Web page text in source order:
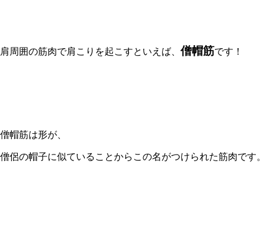
肩周囲の筋肉で肩こりを起こすといえば、 僧帽筋です！
僧帽筋は形が、
僧侶の帽子に似ていることからこの名がつけられた筋肉です。